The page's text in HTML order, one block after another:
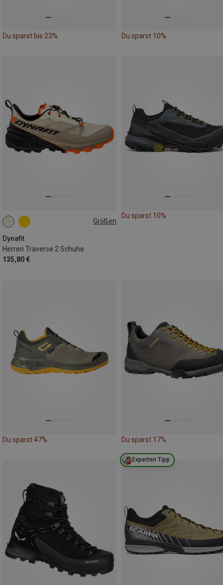
Du sparst bis 23% Du sparst 10%
Größen
Dynafit
Herren Traverse 2 Schuhe
135,80 €
Du sparst 10%
Du sparst 47% Du sparst 17%
Experten Tipp